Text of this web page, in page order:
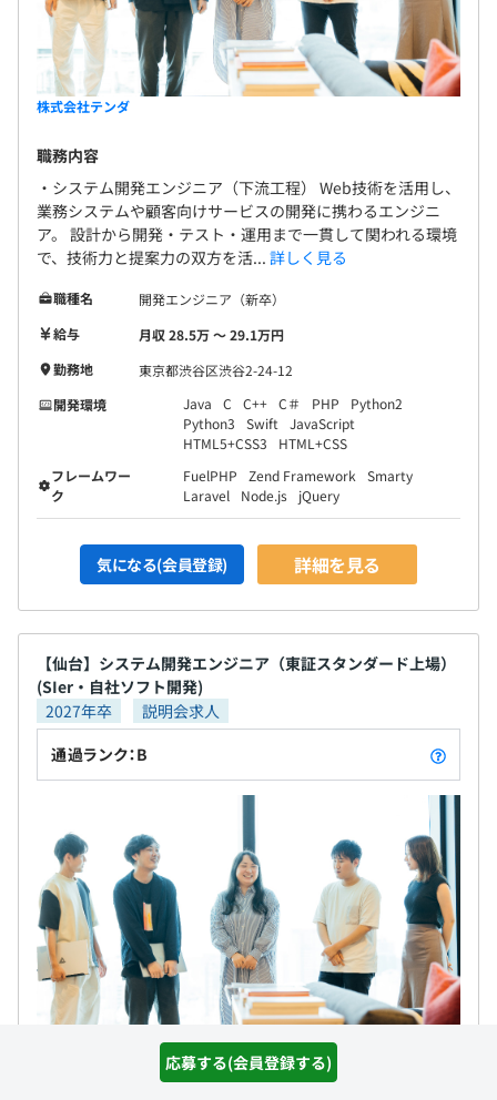
応募する(会員登録する)
株式会社テンダ
職務内容
・システム開発エンジニア（下流工程） Web技術を活用し、
業務システムや顧客向けサービスの開発に携わるエンジニ
ア。 設計から開発・テスト・運用まで一貫して関われる環境
で、技術力と提案力の双方を活... 詳しく見る
職種名
開発エンジニア（新卒）
給与
月収 28.5万 〜 29.1万円
勤務地
東京都渋谷区渋谷2-24-12
開発環境
Java C C++ C＃ PHP
Python2
Python3
Swift
JavaScript
HTML5+CSS3
HTML+CSS
フレームワー
ク
FuelPHP Zend Framework
Smarty
Laravel
Node.js jQuery
気になる(会員登録) 詳細を見る
【仙台】システム開発エンジニア（東証スタンダード上場）
(SIer・自社ソフト開発)
2027年卒
説明会求人
通過ランク：B